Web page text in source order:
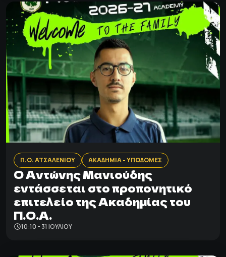
Π.Ο. ΑΤΣΑΛΕΝΙΟΥ ΑΚΑΔΗΜΙΑ - ΥΠΟΔΟΜΕΣ
Ο Αντώνης Μανιούδης
εντάσσεται στο προπονητικό
επιτελείο της Ακαδημίας του
Π.Ο.Α.
10:10 - 31 ΙΟΥΛΊΟΥ